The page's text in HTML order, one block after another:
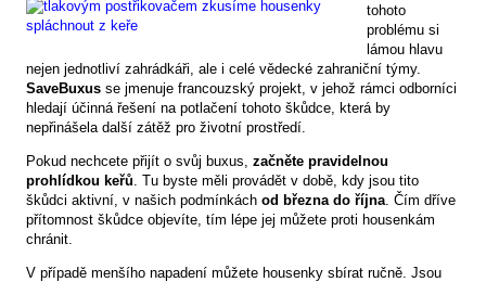
tohoto
problému si
lámou hlavu
nejen jednotliví zahrádkáři, ale i celé vědecké zahraniční týmy.
SaveBuxus se jmenuje francouzský projekt, v jehož rámci odborníci
hledají účinná řešení na potlačení tohoto škůdce, která by
nepřinášela další zátěž pro životní prostředí.
Pokud nechcete přijít o svůj buxus, začněte pravidelnou
prohlídkou keřů . Tu byste měli provádět v době, kdy jsou tito
škůdci aktivní, v našich podmínkách od března do října . Čím dříve
přítomnost škůdce objevíte, tím lépe jej můžete proti housenkám
chránit.
V případě menšího napadení můžete housenky sbírat ručně. Jsou